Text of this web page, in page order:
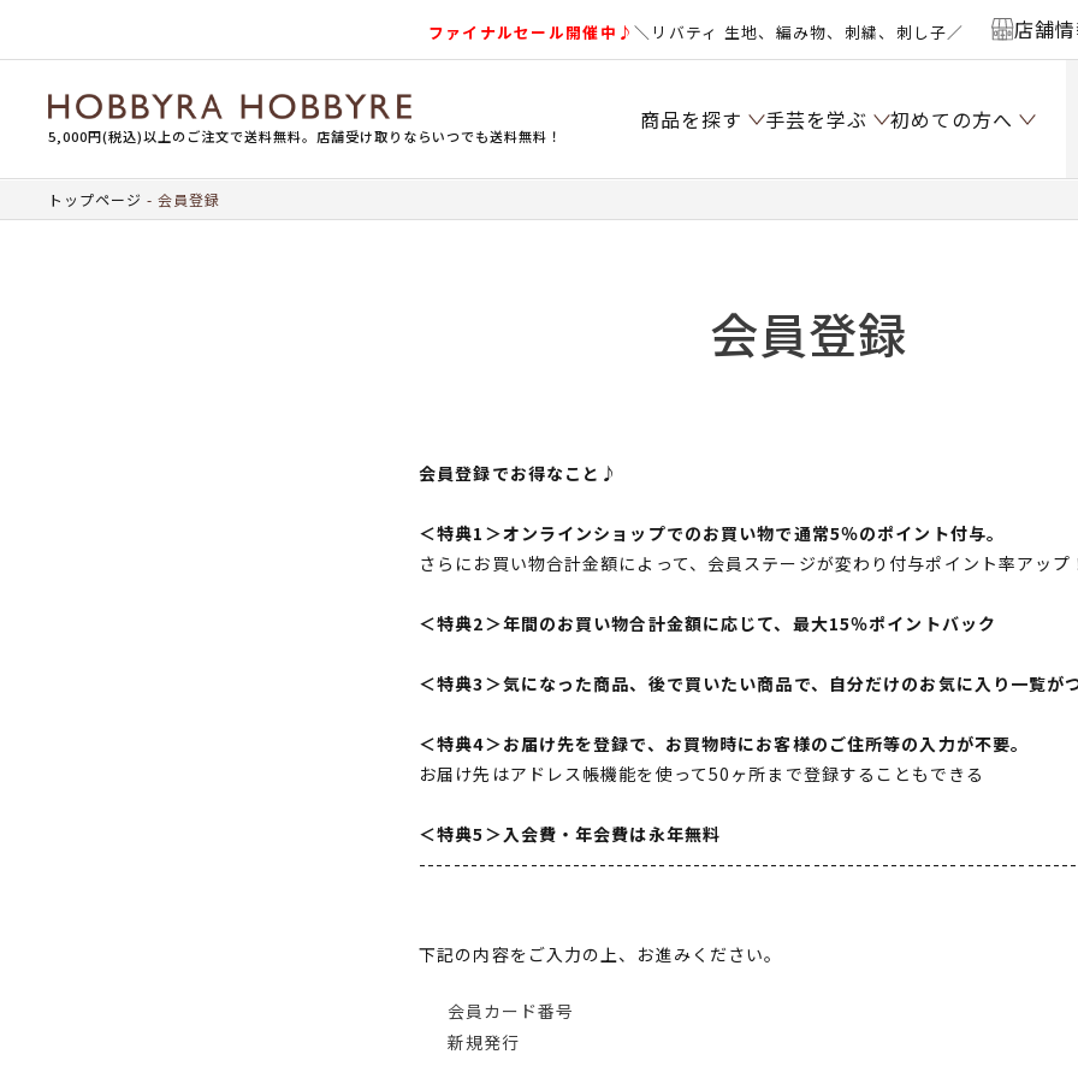
ファイナルセール開催中♪＼リバティ 生地、編み物、刺繍、刺し子／ 店舗
5,000円(税込)以上のご注文で送料無料。店舗受け取りならいつでも送料無料！
商品を探す 手芸を学ぶ 初めての方へ
トップページ 会員登録
会員登録
会員登録でお得なこと♪
＜特典1＞オンラインショップでのお買い物で通常5％のポイント付与。
さらにお買い物合計金額によって、会員ステージが変わり付与ポイント率アップ
＜特典2＞年間のお買い物合計金額に応じて、最大15％ポイントバック
＜特典3＞気になった商品、後で買いたい商品で、自分だけのお気に入り一覧が
＜特典4＞お届け先を登録で、お買物時にお客様のご住所等の入力が不要。
お届け先はアドレス帳機能を使って50ヶ所まで登録することもできる
＜特典5＞入会費・年会費は永年無料
下記の内容をご入力の上、お進みください。
会員カード番号
新規発行